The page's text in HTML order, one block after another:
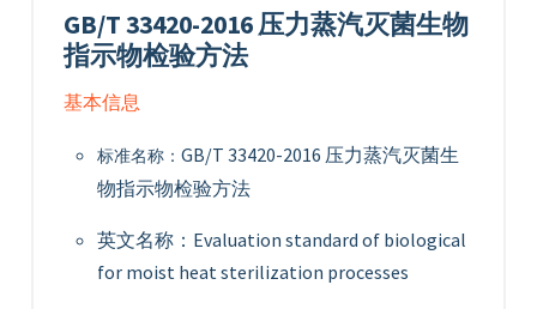
GB/T 33420-2016 压力蒸汽灭菌生物
指示物检验方法
基本信息
标准名称： GB/T 33420-2016 压力蒸汽灭菌生
物指示物检验方法
英文名称：Evaluation standard of biological
for moist heat sterilization processes